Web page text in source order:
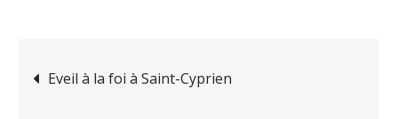
Navigation
Eveil à la foi à Saint-Cyprien